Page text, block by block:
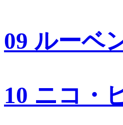
09 ルーベ
10 ニコ・